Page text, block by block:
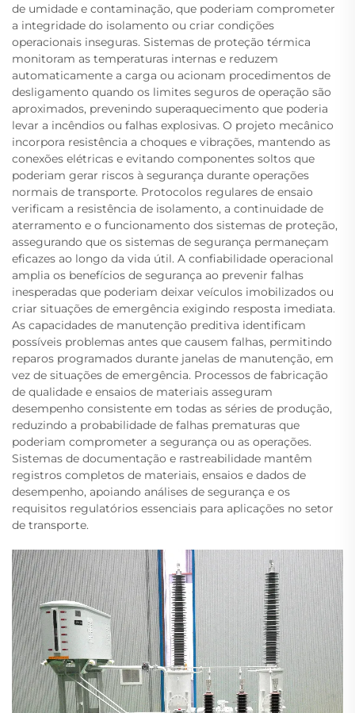
de umidade e contaminação, que poderiam comprometer
a integridade do isolamento ou criar condições
operacionais inseguras. Sistemas de proteção térmica
monitoram as temperaturas internas e reduzem
automaticamente a carga ou acionam procedimentos de
desligamento quando os limites seguros de operação são
aproximados, prevenindo superaquecimento que poderia
levar a incêndios ou falhas explosivas. O projeto mecânico
incorpora resistência a choques e vibrações, mantendo as
conexões elétricas e evitando componentes soltos que
poderiam gerar riscos à segurança durante operações
normais de transporte. Protocolos regulares de ensaio
verificam a resistência de isolamento, a continuidade de
aterramento e o funcionamento dos sistemas de proteção,
assegurando que os sistemas de segurança permaneçam
eficazes ao longo da vida útil. A confiabilidade operacional
amplia os benefícios de segurança ao prevenir falhas
inesperadas que poderiam deixar veículos imobilizados ou
criar situações de emergência exigindo resposta imediata.
As capacidades de manutenção preditiva identificam
possíveis problemas antes que causem falhas, permitindo
reparos programados durante janelas de manutenção, em
vez de situações de emergência. Processos de fabricação
de qualidade e ensaios de materiais asseguram
desempenho consistente em todas as séries de produção,
reduzindo a probabilidade de falhas prematuras que
poderiam comprometer a segurança ou as operações.
Sistemas de documentação e rastreabilidade mantêm
registros completos de materiais, ensaios e dados de
desempenho, apoiando análises de segurança e os
requisitos regulatórios essenciais para aplicações no setor
de transporte.